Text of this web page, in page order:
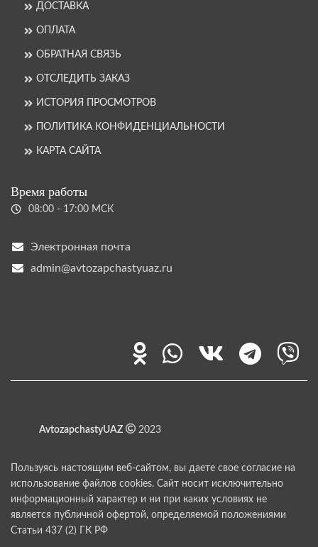
ДОСТАВКА
ОПЛАТА
ОБРАТНАЯ СВЯЗЬ
ОТСЛЕДИТЬ ЗАКАЗ
ИСТОРИЯ ПРОСМОТРОВ
ПОЛИТИКА КОНФИДЕНЦИАЛЬНОСТИ
КАРТА САЙТА
Время работы
08:00 - 17:00 МСК
Электронная почта
admin@avtozapchastyuaz.ru
AvtozapchastyUAZ 2023
Пользуясь настоящим веб-сайтом, вы даете свое согласие на
использование файлов cookies. Сайт носит исключительно
информационный характер и ни при каких условиях не
является публичной офертой, определяемой положениями
Статьи 437 (2) ГК РФ